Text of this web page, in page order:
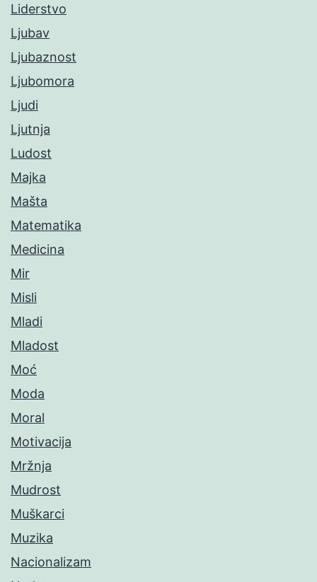
Liderstvo
Ljubav
Ljubaznost
Ljubomora
Ljudi
Ljutnja
Ludost
Majka
Mašta
Matematika
Medicina
Mir
Misli
Mladi
Mladost
Moć
Moda
Moral
Motivacija
Mržnja
Mudrost
Muškarci
Muzika
Nacionalizam